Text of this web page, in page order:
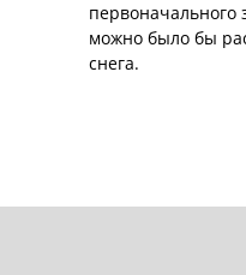
первоначального
можно было бы
снега.